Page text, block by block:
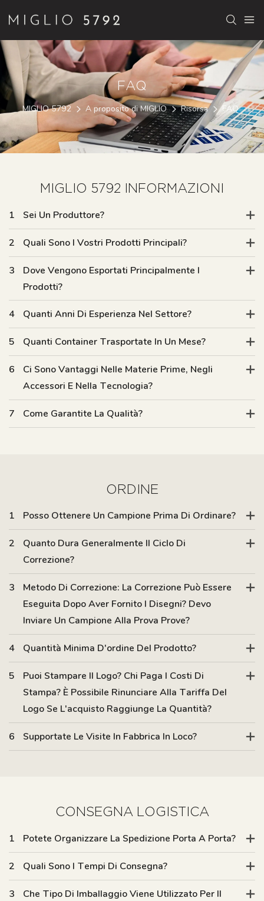
FAQ
MIGLIO 5792 A proposito di MIGLIO Risorsa FAQ
MIGLIO 5792 INFORMAZIONI
1 Sei Un Produttore?
2 Quali Sono I Vostri Prodotti Principali?
3
Dove Vengono Esportati Principalmente I
Prodotti?
4 Quanti Anni Di Esperienza Nel Settore?
5 Quanti Container Trasportate In Un Mese?
6
Ci Sono Vantaggi Nelle Materie Prime, Negli
Accessori E Nella Tecnologia?
7 Come Garantite La Qualità?
ORDINE
1 Posso Ottenere Un Campione Prima Di Ordinare?
2
Quanto Dura Generalmente Il Ciclo Di
Correzione?
3
Metodo Di Correzione: La Correzione Può Essere
Eseguita Dopo Aver Fornito I Disegni? Devo
Inviare Un Campione Alla Prova Prove?
4 Quantità Minima D'ordine Del Prodotto?
5
Puoi Stampare Il Logo? Chi Paga I Costi Di
Stampa? È Possibile Rinunciare Alla Tariffa Del
Logo Se L'acquisto Raggiunge La Quantità?
6 Supportate Le Visite In Fabbrica In Loco?
CONSEGNA LOGISTICA
1 Potete Organizzare La Spedizione Porta A Porta?
2 Quali Sono I Tempi Di Consegna?
3
Che Tipo Di Imballaggio Viene Utilizzato Per Il